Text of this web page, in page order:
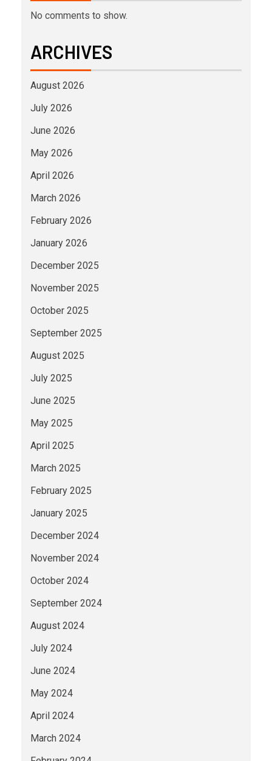
No comments to show.
ARCHIVES
August 2026
July 2026
June 2026
May 2026
April 2026
March 2026
February 2026
January 2026
December 2025
November 2025
October 2025
September 2025
August 2025
July 2025
June 2025
May 2025
April 2025
March 2025
February 2025
January 2025
December 2024
November 2024
October 2024
September 2024
August 2024
July 2024
June 2024
May 2024
April 2024
March 2024